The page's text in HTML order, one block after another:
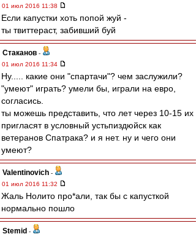
01 июл 2016 11:38
Если капустки хоть попой жуй -
ты твиттераст, забивший буй
Cтаканов -
01 июл 2016 11:34
Ну..... какие они "спартачи"? чем заслужили?
"умеют" играть? умели бы, играли на евро,
согласись.
ты можешь представить, что лет через 10-15 их
пригласят в условный устьпиздюйск как
ветеранов Спатрака? и я нет. ну и чего они
умеют?
Valentinovich -
01 июл 2016 11:32
Жаль Нолито про*али, так бы с капусткой
нормально пошло
Stemid -